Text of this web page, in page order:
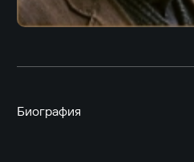
Биография